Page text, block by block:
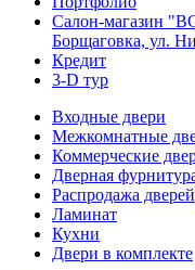
Салон-магазин
Борщаговка, ул.
Кредит
3-D тур
Входные двери
Межкомнатные
Коммерческие
Дверная
Распродажа дверей
Ламинат
Кухни
Двери в комплекте